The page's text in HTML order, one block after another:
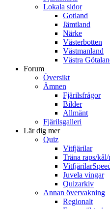
Lokala sidor
Gotland
Jämtland
Närke
Västerbotten
Västmanland
Västra
Forum
Översikt
Ämnen
Fjärilsfrågor
Bilder
Allmänt
Fjärilsgalleri
Lär dig mer
Quiz
Vitfjärilar
Träna raps/
Juvela vingar
Quizarkiv
Annan övervakning
Regionalt